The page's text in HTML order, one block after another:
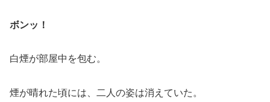
ボンッ！
白煙が部屋中を包む。
煙が晴れた頃には、二人の姿は消えていた。